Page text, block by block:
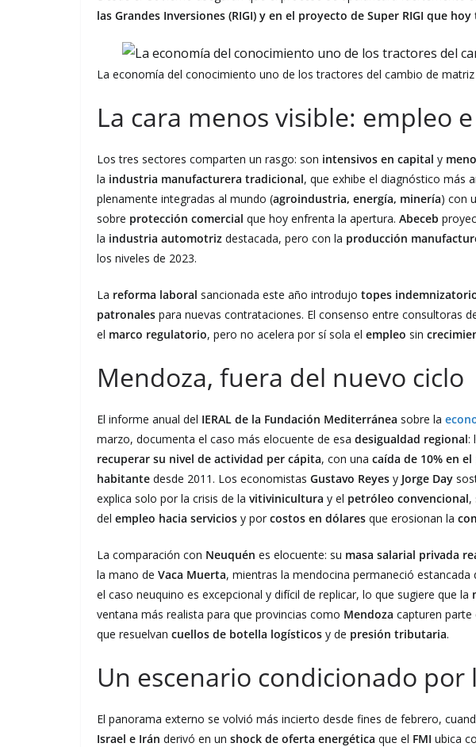
las Grandes Inversiones (RIGI) y en el proyecto de Super RIGI que
La economía del conocimiento uno de los tractores del cambio de
La cara menos visible: empleo
Los tres sectores comparten un rasgo: son intensivos en capital y
la industria manufacturera tradicional, que exhibe el diagnóstico más
plenamente integradas al mundo (agroindustria, energía, minería) con
sobre protección comercial que hoy enfrenta la apertura. Abeceb
la industria automotriz destacada, pero con la producción
los niveles de 2023.
La reforma laboral sancionada este año introdujo topes
patronales para nuevas contrataciones. El consenso entre consultoras
el marco regulatorio, pero no acelera por sí sola el empleo sin
Mendoza, fuera del nuevo ciclo
El informe anual del IERAL de la Fundación Mediterránea sobre la
marzo, documenta el caso más elocuente de esa desigualdad regional:
recuperar su nivel de actividad per cápita, con una caída de 10% en
habitante desde 2011. Los economistas Gustavo Reyes y Jorge Day
explica solo por la crisis de la vitivinicultura y el petróleo convencional,
del empleo hacia servicios y por costos en dólares que erosionan la
La comparación con Neuquén es elocuente: su masa salarial privada
la mano de Vaca Muerta, mientras la mendocina permaneció estancada
el caso neuquino es excepcional y difícil de replicar, lo que sugiere que la
ventana más realista para que provincias como Mendoza capturen parte
que resuelvan cuellos de botella logísticos y de presión tributaria.
Un escenario condicionado por
El panorama externo se volvió más incierto desde fines de febrero,
Israel e Irán derivó en un shock de oferta energética que el FMI ubica